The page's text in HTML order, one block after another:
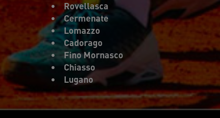
Rovellasca
Cermenate
Lomazzo
Cadorago
Fino Mornasco
Chiasso
Lugano